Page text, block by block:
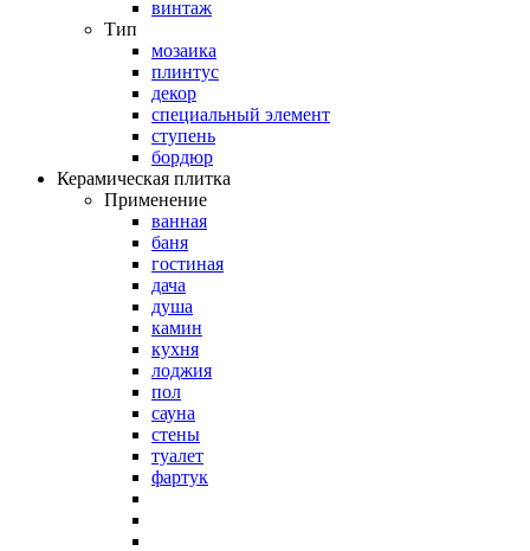
винтаж
Тип
мозаика
плинтус
декор
специальный элемент
ступень
бордюр
Керамическая плитка
Применение
ванная
баня
гостиная
дача
душа
камин
кухня
лоджия
пол
сауна
стены
туалет
фартук